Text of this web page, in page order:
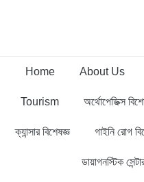
Home About Us
Tourism অর্থোপেডিক্স
ক্যান্সার বিশেষজ্ঞ গাইনি রোগ
ডায়াগনস্টিক